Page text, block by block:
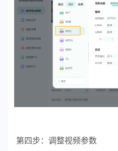
第四步：调整视频参数